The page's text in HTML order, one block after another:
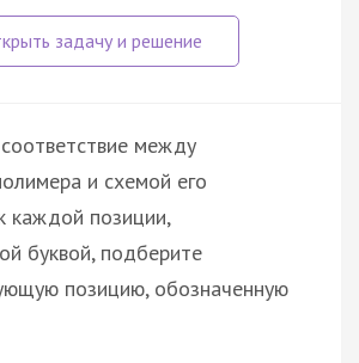
между
и схемой его
каждой позиции,
буквой, подберите
позицию, обозначенную